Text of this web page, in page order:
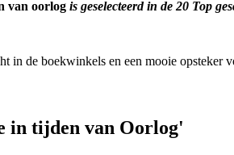
van oorlog is geselecteerd in de 20 Top
in de boekwinkels en een mooie
in tijden van Oorlog'